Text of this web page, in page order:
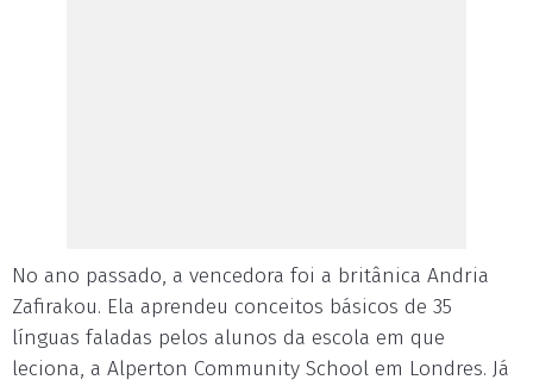
No ano passado, a vencedora foi a britânica Andria
Zafirakou. Ela aprendeu conceitos básicos de 35
línguas faladas pelos alunos da escola em que
leciona, a Alperton Community School em Londres. Já